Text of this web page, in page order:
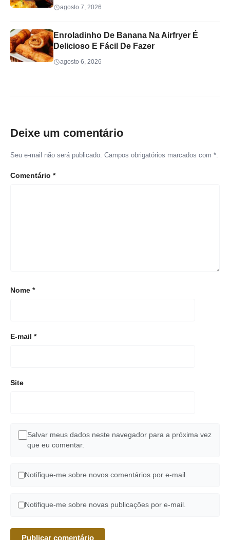
agosto 7, 2026
Enroladinho De Banana Na Airfryer É
Delicioso E Fácil De Fazer
agosto 6, 2026
Deixe um comentário
Seu e-mail não será publicado. Campos obrigatórios marcados com *.
Comentário *
Nome *
E-mail *
Site
Salvar meus dados neste navegador para a próxima vez
que eu comentar.
Notifique-me sobre novos comentários por e-mail.
Notifique-me sobre novas publicações por e-mail.